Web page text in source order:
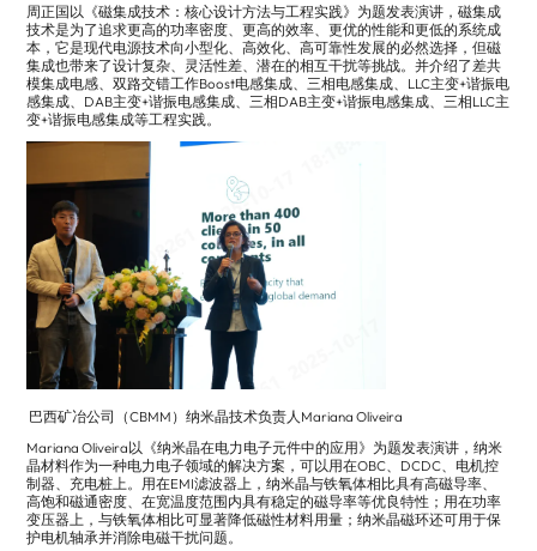
周正国以《磁集成技术：核心设计方法与工程实践》为题发表演讲，磁集成
技术是为了追求更高的功率密度、更高的效率、更优的性能和更低的系统成
本，它是现代电源技术向小型化、高效化、高可靠性发展的必然选择，但磁
集成也带来了设计复杂、灵活性差、潜在的相互干扰等挑战。并介绍了差共
模集成电感、双路交错工作Boost电感集成、三相电感集成、LLC主变+谐振电
感集成、DAB主变+谐振电感集成、三相DAB主变+谐振电感集成、三相LLC主
变+谐振电感集成等工程实践。
巴西矿冶公司（CBMM）纳米晶技术负责人Mariana Oliveira
Mariana Oliveira以《纳米晶在电力电子元件中的应用》为题发表演讲，纳米
晶材料作为一种电力电子领域的解决方案，可以用在OBC、DCDC、电机控
制器、充电桩上。用在EMI滤波器上，纳米晶与铁氧体相比具有高磁导率、
高饱和磁通密度、在宽温度范围内具有稳定的磁导率等优良特性；用在功率
变压器上，与铁氧体相比可显著降低磁性材料用量；纳米晶磁环还可用于保
护电机轴承并消除电磁干扰问题。